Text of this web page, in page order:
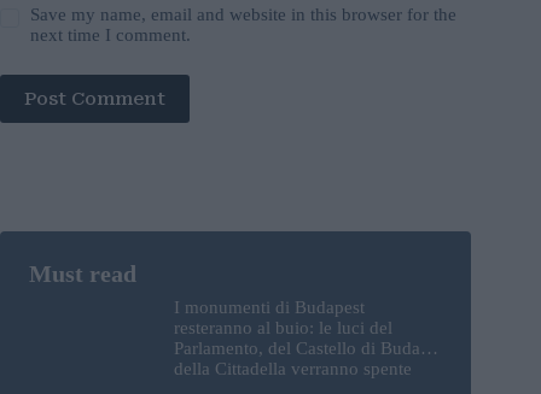
Save my name, email and website in this browser for the
next time I comment.
Post Comment
I monumenti di Budapest
resteranno al buio: le luci del
Parlamento, del Castello di Buda e
della Cittadella verranno spente